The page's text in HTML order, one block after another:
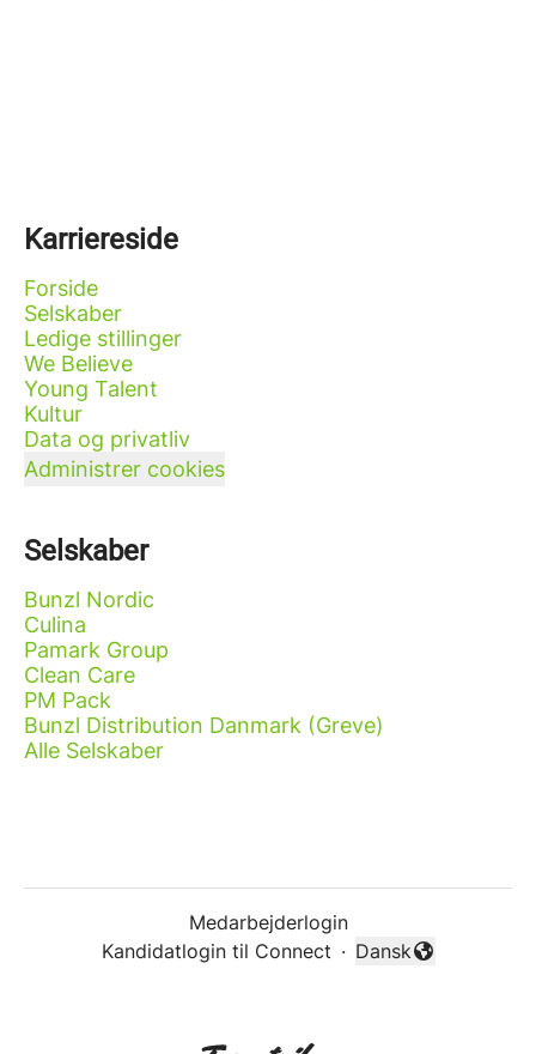
Karriereside
Forside
Selskaber
Ledige stillinger
We Believe
Young Talent
Kultur
Data og privatliv
Administrer cookies
Selskaber
Bunzl Nordic
Culina
Pamark Group
Clean Care
PM Pack
Bunzl Distribution Danmark (Greve)
Alle Selskaber
Medarbejderlogin
Kandidatlogin til Connect ·
Skift sprog
Dansk